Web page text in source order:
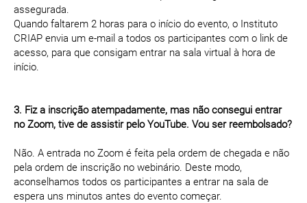
assegurada.
Quando faltarem 2 horas para o início do evento, o Instituto
CRIAP envia um e-mail a todos os participantes com o link de
acesso, para que consigam entrar na sala virtual à hora de
início.
3. Fiz a inscrição atempadamente, mas não consegui entrar
no Zoom, tive de assistir pelo YouTube. Vou ser reembolsado?
Não. A entrada no Zoom é feita pela ordem de chegada e não
pela ordem de inscrição no webinário. Deste modo,
aconselhamos todos os participantes a entrar na sala de
espera uns minutos antes do evento começar.